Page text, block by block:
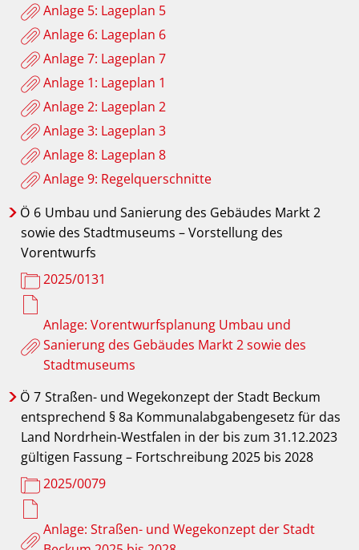
Anlage 5: Lageplan 5
Anlage 6: Lageplan 6
Anlage 7: Lageplan 7
Anlage 1: Lageplan 1
Anlage 2: Lageplan 2
Anlage 3: Lageplan 3
Anlage 8: Lageplan 8
Anlage 9: Regelquerschnitte
Ö 6 Umbau und Sanierung des Gebäudes Markt 2
sowie des Stadtmuseums – Vorstellung des
Vorentwurfs
2025/0131
Anlage: Vorentwurfsplanung Umbau und
Sanierung des Gebäudes Markt 2 sowie des
Stadtmuseums
Ö 7 Straßen- und Wegekonzept der Stadt Beckum
entsprechend § 8a Kommunalabgabengesetz für das
Land Nordrhein-Westfalen in der bis zum 31.12.2023
gültigen Fassung – Fortschreibung 2025 bis 2028
2025/0079
Anlage: Straßen- und Wegekonzept der Stadt